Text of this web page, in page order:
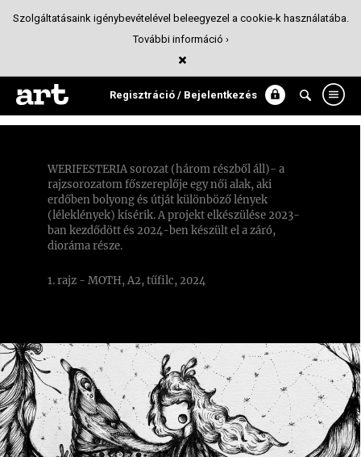
Regisztráció / Bejelentkezés
WERIFESTERIA - sorozat
Illusztráció
WERIFESTERIA sorozat (három részből áll)- a
rajzsorozatom főszereplője egy női alak, aki
erdőben bolyong és útját különböző lények
(léleklények) kísérik. A projekt elkészülése 2023-
ban kezdődött és 2024-ben készült el a záró,
dioráma része.
1. rajz - MOTH, A2, tűfilc, 2024
Szolgáltatásaink igénybevételével beleegyezel a cookie-k használatába.
További információ ›